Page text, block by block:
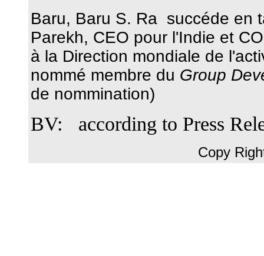
Baru, Baru S. Ra succéde en
Parekh, CEO pour l'Indie et
à la Direction mondiale de
nommé membre du Group
de nommination)
BV: according to Press
Copy